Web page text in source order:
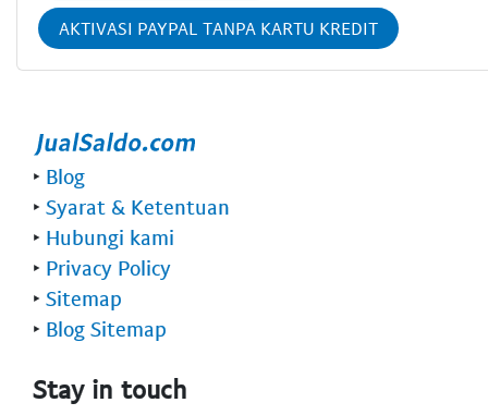
AKTIVASI PAYPAL TANPA KARTU KREDIT
‣ Blog
‣ Syarat & Ketentuan
‣ Hubungi kami
‣ Privacy Policy
‣ Sitemap
‣ Blog Sitemap
Stay in touch